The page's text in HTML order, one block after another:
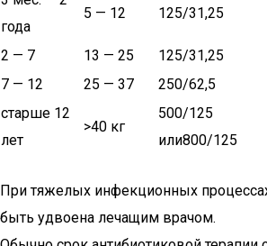
года
5 — 12 125/31,25
2 — 7 13 — 25 125/31,25
7 — 12
25 — 37 250/62,5
старше 12
лет
>40 кг
500/125
или800/125
При тяжелых инфекционных
быть удвоена лечащим врачом.